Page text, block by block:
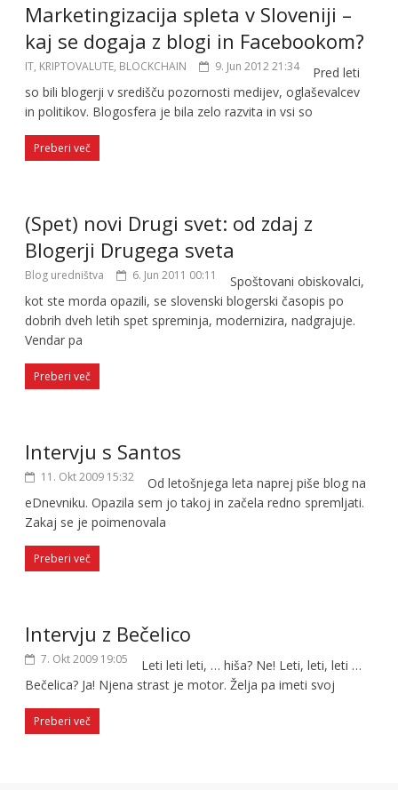
Marketingizacija spleta v Sloveniji –
kaj se dogaja z blogi in Facebookom?
IT, KRIPTOVALUTE, BLOCKCHAIN 9. Jun 2012 21:34
Pred leti
so bili blogerji v središču pozornosti medijev, oglaševalcev
in politikov. Blogosfera je bila zelo razvita in vsi so
Preberi več
(Spet) novi Drugi svet: od zdaj z
Blogerji Drugega sveta
Blog uredništva 6. Jun 2011 00:11
Spoštovani obiskovalci,
kot ste morda opazili, se slovenski blogerski časopis po
dobrih dveh letih spet spreminja, modernizira, nadgrajuje.
Vendar pa
Preberi več
Intervju s Santos
11. Okt 2009 15:32
Od letošnjega leta naprej piše blog na
eDnevniku. Opazila sem jo takoj in začela redno spremljati.
Zakaj se je poimenovala
Preberi več
Intervju z Bečelico
7. Okt 2009 19:05
Leti leti leti, … hiša? Ne! Leti, leti, leti …
Bečelica? Ja! Njena strast je motor. Želja pa imeti svoj
Preberi več